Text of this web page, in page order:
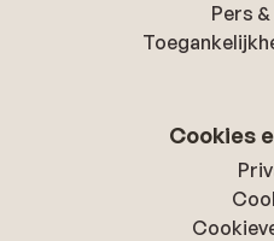
Pers
Cookies